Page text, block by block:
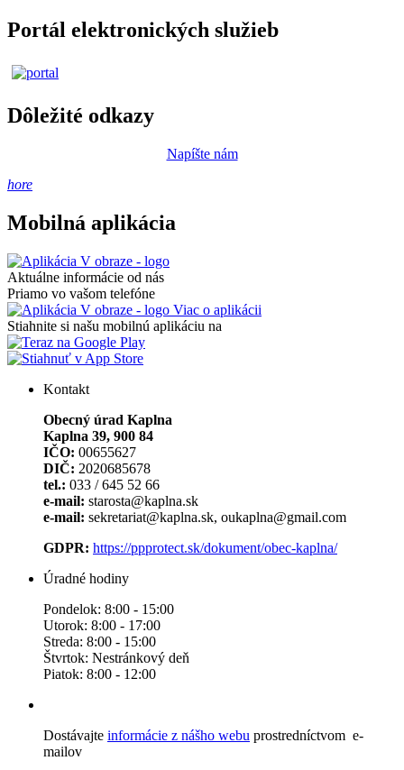
Portál elektronických služieb
Dôležité odkazy
Napíšte nám
hore
Mobilná aplikácia
Aktuálne informácie od nás
Priamo vo vašom telefóne
Viac o aplikácii
Stiahnite si našu mobilnú aplikáciu na
Kontakt
Obecný úrad Kaplna
Kaplna 39, 900 84
IČO: 00655627
DIČ: 2020685678
tel.: 033 / 645 52 66
e-mail: starosta@kaplna.sk
e-mail: sekretariat@kaplna.sk, oukaplna@gmail.com
GDPR: https://ppprotect.sk/dokument/obec-kaplna/
Úradné hodiny
Pondelok: 8:00 - 15:00
Utorok: 8:00 - 17:00
Streda: 8:00 - 15:00
Štvrtok: Nestránkový deň
Piatok: 8:00 - 12:00
Dostávajte informácie z nášho webu prostredníctvom e-
mailov